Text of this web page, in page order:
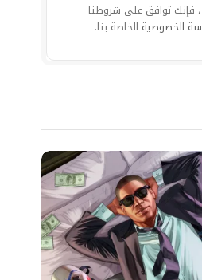
فإنك توافق على شروطنا
الخصوصية الخاصة بنا.